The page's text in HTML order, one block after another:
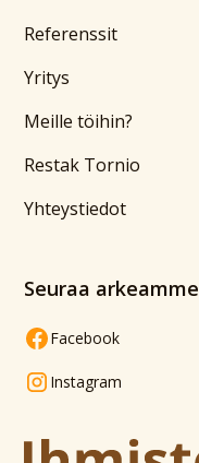
Referenssit
Yritys
Meille töihin?
Restak Tornio
Yhteystiedot
Seuraa arkeamme
Facebook
Instagram